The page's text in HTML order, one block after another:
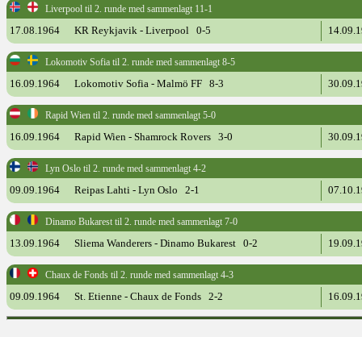
Liverpool til 2. runde med sammenlagt 11-1
17.08.1964 KR Reykjavik - Liverpool 0-5
Lokomotiv Sofia til 2. runde med sammenlagt 8-5
16.09.1964 Lokomotiv Sofia - Malmö FF 8-3
Rapid Wien til 2. runde med sammenlagt 5-0
16.09.1964 Rapid Wien - Shamrock Rovers 3-0
Lyn Oslo til 2. runde med sammenlagt 4-2
09.09.1964 Reipas Lahti - Lyn Oslo 2-1
Dinamo Bukarest til 2. runde med sammenlagt 7-0
13.09.1964 Sliema Wanderers - Dinamo Bukarest 0-2
Chaux de Fonds til 2. runde med sammenlagt 4-3
09.09.1964 St. Etienne - Chaux de Fonds 2-2